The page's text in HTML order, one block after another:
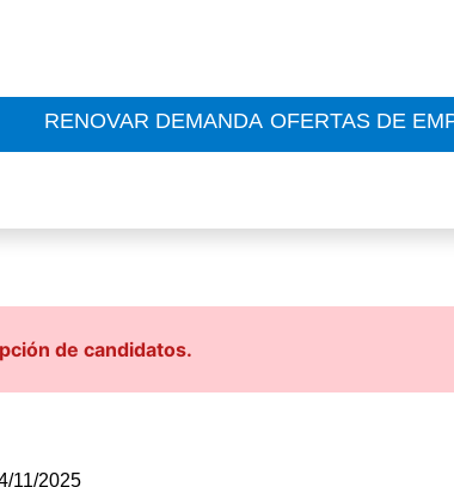
RENOVAR DEMANDA OFERTAS DE
de candidatos.
11/2025